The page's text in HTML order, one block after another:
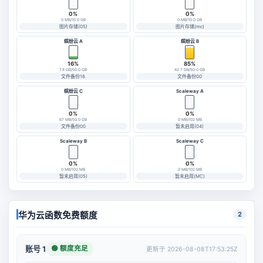
0%
0 MB/10.0 GB
图片存储(05)
0%
0 MB/10.0 GB
图片存储(mc)
缤纷云 A
16%
7.8 GB/50.0 GB
文件备份16
缤纷云 B
85%
42.7 GB/50.0 GB
文件备份00
缤纷云 C
0%
67 MB/50.0 GB
文件备份00
Scaleway A
0%
0 MB/102 MB
暂未启用(04)
Scaleway B
0%
0 MB/102 MB
暂未启用(05)
Scaleway C
0%
0 MB/102 MB
暂未启用(MC)
华为云函数免费额度 2
账号 1 🟢 额度充足 更新于 2026-08-08T17:53:25Z